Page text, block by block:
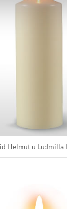
Helmut u Ludmilla